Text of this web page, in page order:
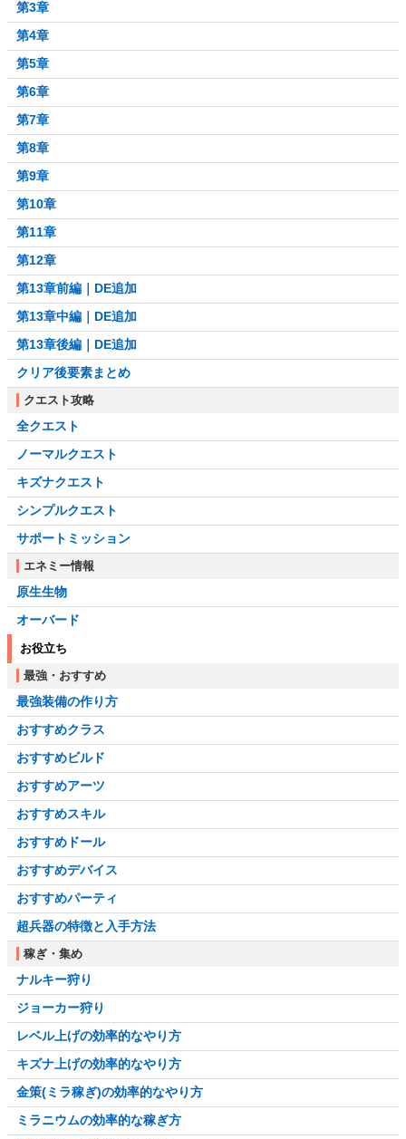
第3章
第4章
第5章
第6章
第7章
第8章
第9章
第10章
第11章
第12章
第13章前編｜DE追加
第13章中編｜DE追加
第13章後編｜DE追加
クリア後要素まとめ
クエスト攻略
全クエスト
ノーマルクエスト
キズナクエスト
シンプルクエスト
サポートミッション
エネミー情報
原生生物
オーバード
お役立ち
最強・おすすめ
最強装備の作り方
おすすめクラス
おすすめビルド
おすすめアーツ
おすすめスキル
おすすめドール
おすすめデバイス
おすすめパーティ
超兵器の特徴と入手方法
稼ぎ・集め
ナルキー狩り
ジョーカー狩り
レベル上げの効率的なやり方
キズナ上げの効率的なやり方
金策(ミラ稼ぎ)の効率的なやり方
ミラニウムの効率的な稼ぎ方